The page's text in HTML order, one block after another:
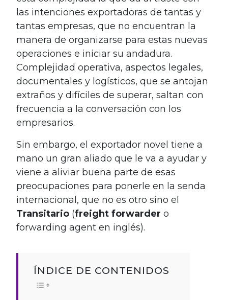
las intenciones exportadoras de tantas y
tantas empresas, que no encuentran la
manera de organizarse para estas nuevas
operaciones e iniciar su andadura.
Complejidad operativa, aspectos legales,
documentales y logísticos, que se antojan
extraños y difíciles de superar, saltan con
frecuencia a la conversación con los
empresarios.
Sin embargo, el exportador novel tiene a
mano un gran aliado que le va a ayudar y
viene a aliviar buena parte de esas
preocupaciones para ponerle en la senda
internacional, que no es otro sino el
Transitario (freight forwarder o
forwarding agent en inglés).
ÍNDICE DE CONTENIDOS